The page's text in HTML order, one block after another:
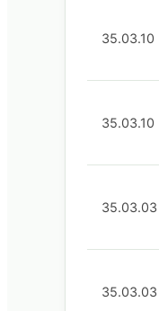
35.03.10
35.03.10
35.03.03
35.03.03